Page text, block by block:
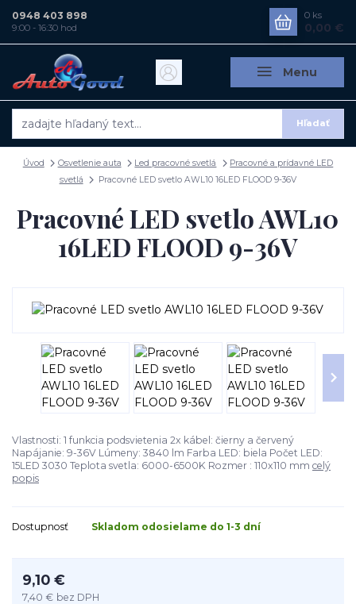
Menu
Hľadať
0948 403 898
9:00 - 16:30 hod
0 ks
0,00 €
Úvod Osvetlenie auta Led pracovné svetlá
Pracovné a prídavné LED
svetlá
Pracovné LED svetlo AWL10 16LED FLOOD 9-36V
Pracovné LED svetlo AWL10
16LED FLOOD 9-36V
Vlastnosti: 1 funkcia podsvietenia 2x kábel: čierny a červený
Napájanie: 9-36V Lúmeny: 3840 lm Farba LED: biela Počet LED:
15LED 3030 Teplota svetla: 6000-6500K Rozmer : 110x110 mm celý
popis
Dostupnosť Skladom odosielame do 1-3 dní
9,10 €
7,40 € bez DPH